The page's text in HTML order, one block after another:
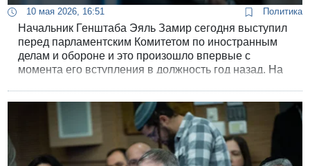
10 мая 2026, 16:51 Политика
Начальник Генштаба Эяль Замир сегодня выступил
перед парламентским Комитетом по иностранным
делам и обороне и это произошло впервые с
момента его вступления в должность год назад. На